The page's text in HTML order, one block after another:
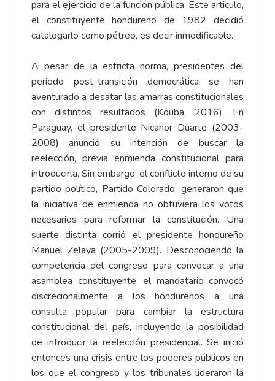
para el ejercicio de la función pública. Este articulo,
el constituyente hondureño de 1982 decidió
catalogarlo como pétreo, es decir inmodificable.
A pesar de la estricta norma, presidentes del
periodo post-transición democrática se han
aventurado a desatar las amarras constitucionales
con distintos resultados (Kouba, 2016). En
Paraguay, el presidente Nicanor Duarte (2003-
2008) anunció su intención de buscar la
reelección, previa enmienda constitucional para
introducirla. Sin embargo, el conflicto interno de su
partido político, Partido Colorado, generaron que
la iniciativa de enmienda no obtuviera los votos
necesarios para reformar la constitución. Una
suerte distinta corrió el presidente hondureño
Manuel Zelaya (2005-2009). Desconociendo la
competencia del congreso para convocar a una
asamblea constituyente, el mandatario convocó
discrecionalmente a los hondureños a una
consulta popular para cambiar la estructura
constitucional del país, incluyendo la posibilidad
de introducir la reelección presidencial. Se inició
entonces una crisis entre los poderes públicos en
los que el congreso y los tribunales lideraron la